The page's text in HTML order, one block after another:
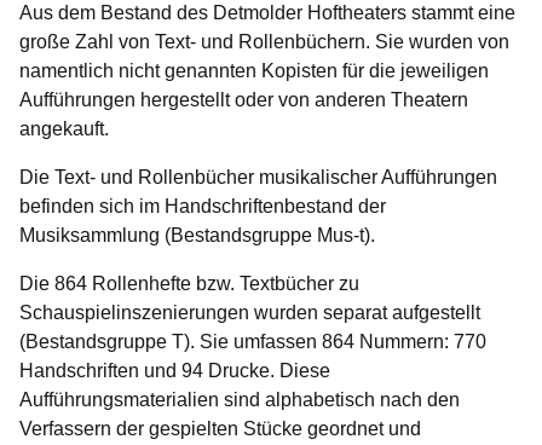
Aus dem Bestand des Detmolder Hoftheaters stammt eine
große Zahl von Text- und Rollenbüchern. Sie wurden von
namentlich nicht genannten Kopisten für die jeweiligen
Aufführungen hergestellt oder von anderen Theatern
angekauft.
Die Text- und Rollenbücher musikalischer Aufführungen
befinden sich im Handschriftenbestand der
Musiksammlung (Bestandsgruppe Mus-t).
Die 864 Rollenhefte bzw. Textbücher zu
Schauspielinszenierungen wurden separat aufgestellt
(Bestandsgruppe T). Sie umfassen 864 Nummern: 770
Handschriften und 94 Drucke. Diese
Aufführungsmaterialien sind alphabetisch nach den
Verfassern der gespielten Stücke geordnet und